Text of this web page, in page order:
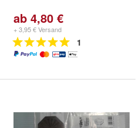
ab 4,80 €
+ 3,95 € Versand
1